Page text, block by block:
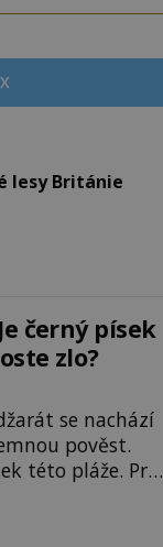
lesy Británie
černý písek
zlo?
se nachází
pověst.
této pláže. Proč
jsou